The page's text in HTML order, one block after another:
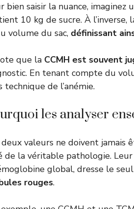
bien saisir la nuance, imaginez
10 kg de sucre. À l’inverse,
volume du sac, définissant
que la CCMH est souvent
En tenant compte du
technique de l’anémie.
les analyser
deux valeurs ne doivent jamais
de la véritable pathologie.
global, dresse le seul
rouges.